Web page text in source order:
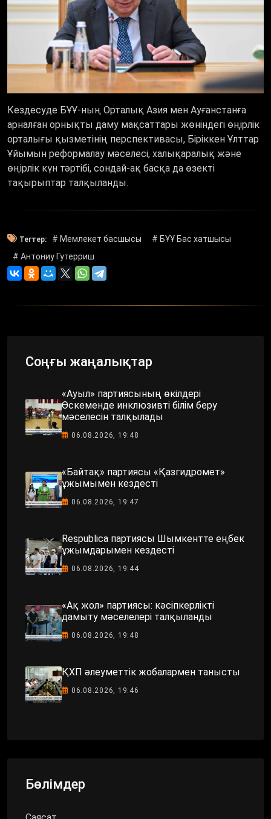
Кездесуде БҰҰ-ның Орталық Азия мен Ауғанстанға
арналған орнықты даму мақсаттары жөніндегі өңірлік
орталығы қызметінің перспективасы, Біріккен Ұлттар
Ұйымын реформалау мәселесі, халықаралық және
өңірлік күн тәртібі, сондай-ақ басқа да өзекті
тақырыптар талқыланды.
Тегтер: # Мемлекет басшысы
# БҰҰ Бас хатшысы
# Антониу Гутерриш
Соңғы жаңалықтар
«Ауыл» партиясының өкілдері
Өскеменде инклюзивті білім беру
мәселесін талқылады
06.08.2026, 19:48
«Байтақ» партиясы «Қазгидромет»
ұжымымен кездесті
06.08.2026, 19:47
Respublica партиясы Шымкентте еңбек
ұжымдарымен кездесті
06.08.2026, 19:44
«Ақ жол» партиясы: кәсіпкерлікті
дамыту мәселелері талқыланды
06.08.2026, 19:48
ҚХП әлеуметтік жобалармен танысты
06.08.2026, 19:46
Бөлімдер